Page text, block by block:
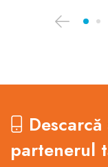
partenerul